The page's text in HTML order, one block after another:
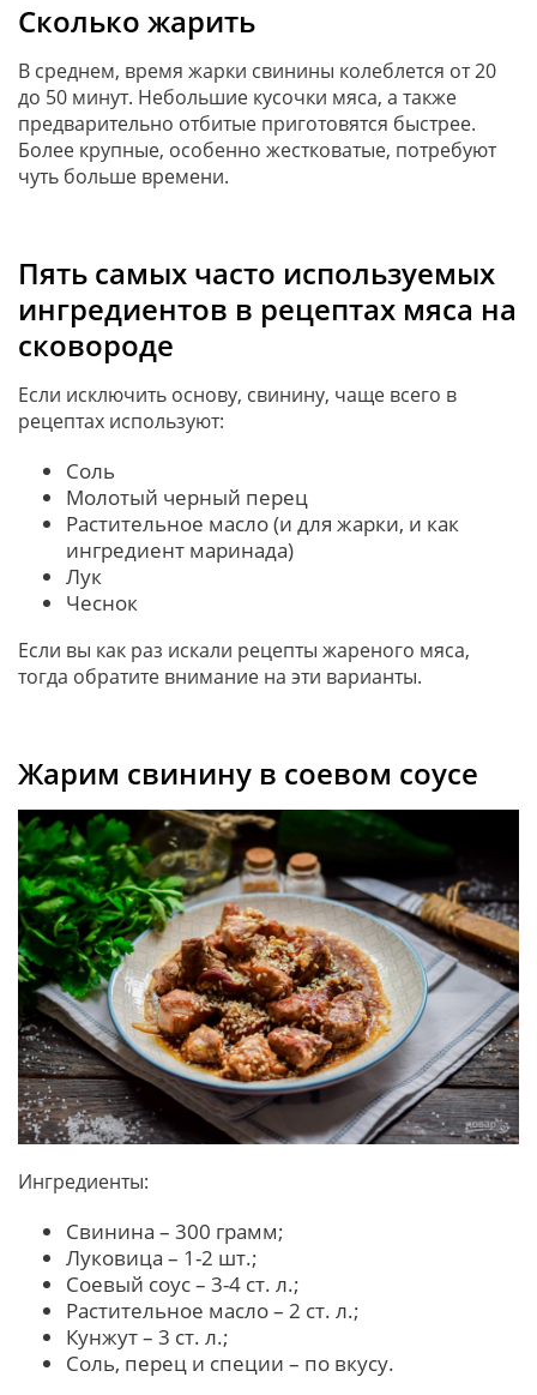
Сколько жарить
В среднем, время жарки свинины колеблется от 20
до 50 минут. Небольшие кусочки мяса, а также
предварительно отбитые приготовятся быстрее.
Более крупные, особенно жестковатые, потребуют
чуть больше времени.
Пять самых часто используемых
ингредиентов в рецептах мяса на
сковороде
Если исключить основу, свинину, чаще всего в
рецептах используют:
Соль
Молотый черный перец
Растительное масло (и для жарки, и как
ингредиент маринада)
Лук
Чеснок
Если вы как раз искали рецепты жареного мяса,
тогда обратите внимание на эти варианты.
Жарим свинину в соевом соусе
Ингредиенты:
Свинина – 300 грамм;
Луковица – 1-2 шт.;
Соевый соус – 3-4 ст. л.;
Растительное масло – 2 ст. л.;
Кунжут – 3 ст. л.;
Соль, перец и специи – по вкусу.